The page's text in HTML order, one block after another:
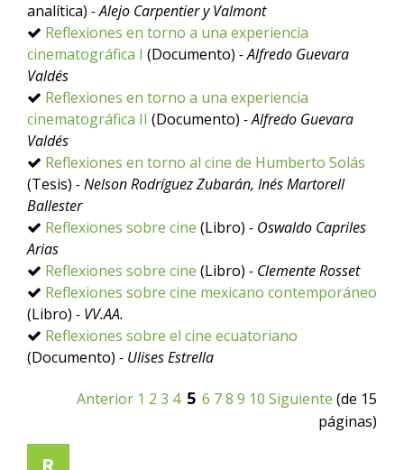
analítica) - Alejo Carpentier y Valmont
Reflexiones en torno a una experiencia
cinematográfica I (Documento) - Alfredo Guevara
Valdés
Reflexiones en torno a una experiencia
cinematográfica II (Documento) - Alfredo Guevara
Valdés
Reflexiones en torno al cine de Humberto Solás
(Tesis) - Nelson Rodríguez Zubarán, Inés Martorell
Ballester
Reflexiones sobre cine (Libro) - Oswaldo Capriles
Arias
Reflexiones sobre cine (Libro) - Clemente Rosset
Reflexiones sobre cine mexicano contemporáneo
(Libro) - VV.AA.
Reflexiones sobre el cine ecuatoriano
(Documento) - Ulises Estrella
Anterior 1 2 3 4 5 6 78 9 10 Siguiente (de 15
páginas)
R